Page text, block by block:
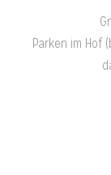
Parken im